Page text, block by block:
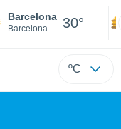
Barcelona
Barcelona 30°
ºC